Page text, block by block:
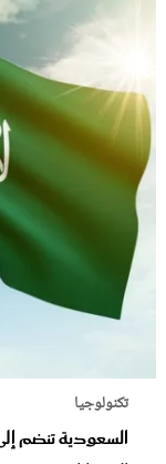
تكنولوجيا